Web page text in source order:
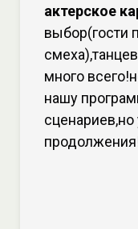
актерское
выбор(гости
много
нашу